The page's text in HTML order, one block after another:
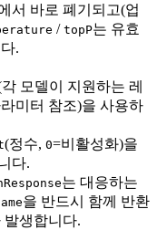
서 바로 폐기되고(업
/ topP는 유효
.
모델이 지원하는 레
미터 참조)을 사용하
(정수, 0=비활성화)을
다.
는 대응하는
을 반드시 함께 반환
발생합니다.